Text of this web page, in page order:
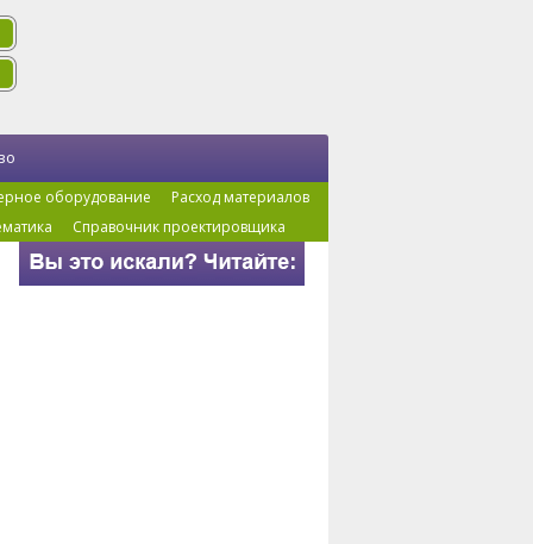
оборудование
Расход материалов
Справочник проектировщика
% на